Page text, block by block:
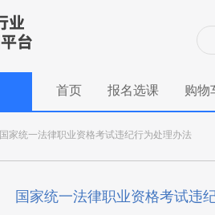
首页 报名选课 购物
国家统一法律职业资格考试违纪行为处理办法
国家统一法律职业资格考试违